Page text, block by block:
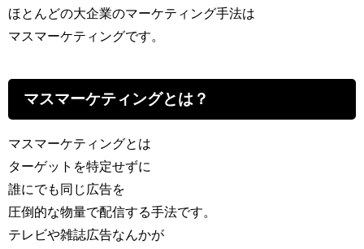
ほとんどの大企業のマーケティング手法は
マスマーケティングです。
マスマーケティングとは？
マスマーケティングとは
ターゲットを特定せずに
誰にでも同じ広告を
圧倒的な物量で配信する手法です。
テレビや雑誌広告なんかが